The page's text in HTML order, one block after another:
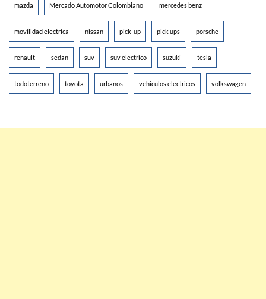
mazda Mercado Automotor Colombiano mercedes benz
movilidad electrica nissan pick-up pick ups porsche
renault sedan suv suv electrico suzuki tesla
todoterreno toyota urbanos vehiculos electricos volkswagen